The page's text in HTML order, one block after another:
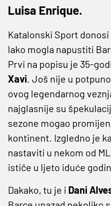
Luisa Enrique.
Katalonski Sport
lako mogla napustiti
Prvi na popisu je 35-
Xavi. Još nije u
ovog legendarnog
najglasnije su
sezone mogao
kontinent. Izgledno je
nastaviti u nekom od
ističe u ljeto iduće
Dakako, tu je i Dani